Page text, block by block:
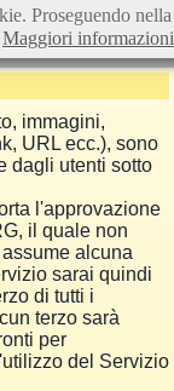
immagini,
URL ecc.), sono
dagli utenti sotto
l'approvazione
il quale non
alcuna
sarai quindi
di tutti i
terzo sarà
per
del Servizio
Proseguendo nella
Maggiori informazioni